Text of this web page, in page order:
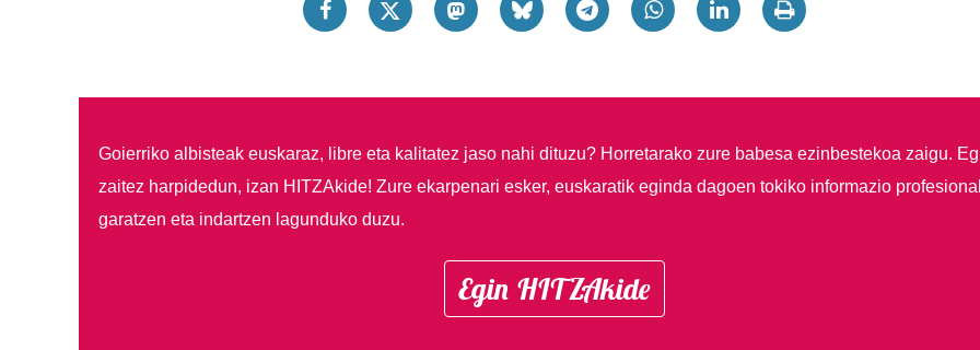
Goierriko albisteak euskaraz, libre eta kalitatez jaso nahi dituzu? Horretarako zure babesa ezinbestekoa zaigu.
zaitez harpidedun, izan HITZAkide! Zure ekarpenari esker, euskaratik eginda dagoen tokiko informazio
garatzen eta indartzen lagunduko duzu.
Egin HITZAkide